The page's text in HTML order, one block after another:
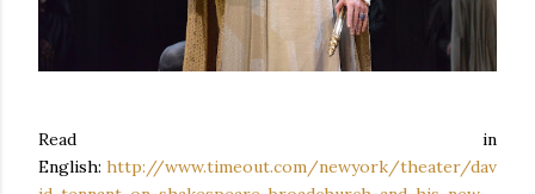
Read in
English: http://www.timeout.com/newyork/theater/dav